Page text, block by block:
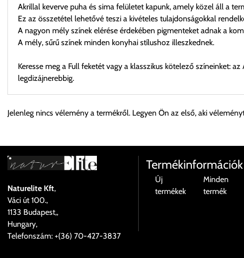
Akrillal keverve puha és sima felületet kapunk, amely közel áll a
Ez az összetétel lehetővé teszi a kivételes tulajdonságokkal
A nagyon mély színek elérése érdekében pigmenteket adnak a
A mély, sűrű színek minden konyhai stílushoz illeszkednek.
Keresse meg a Full feketét vagy a klasszikus kötelező színeinket:
legdizájnerebbig.
Személyes átvétel:
Önnek lehetősége van rendelését a beérkezést követően
Cím:1133 Budapest, Váci út 100.
Szállítási díjak:
Az oldalunkon rendelés esetén, amennyiben szállítást is kér, úgy
válassza ki.
Amennyiben nem biztos választásában, vagy a program
majd visszaigazolják a szállítás költségét.
Jelenleg nincs vélemény a termékről. Legyen Ön az első, aki
Naturelite Kft,
Váci út 100.,
1133 Budapest,,
Hungary,
Telefonszám: +(36) 70-427-3837
Termékinformációk
Új
termékek
Minden
termék